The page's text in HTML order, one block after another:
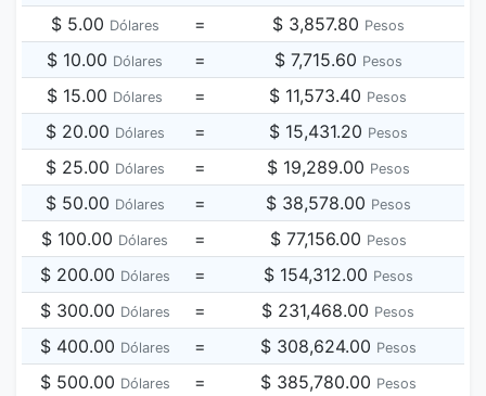
$ 5.00 Dólares = $ 3,857.80 Pesos
$ 10.00 Dólares = $ 7,715.60 Pesos
$ 15.00 Dólares = $ 11,573.40 Pesos
$ 20.00 Dólares = $ 15,431.20 Pesos
$ 25.00 Dólares = $ 19,289.00 Pesos
$ 50.00 Dólares = $ 38,578.00 Pesos
$ 100.00 Dólares = $ 77,156.00 Pesos
$ 200.00 Dólares = $ 154,312.00 Pesos
$ 300.00 Dólares = $ 231,468.00 Pesos
$ 400.00 Dólares = $ 308,624.00 Pesos
$ 500.00 Dólares = $ 385,780.00 Pesos